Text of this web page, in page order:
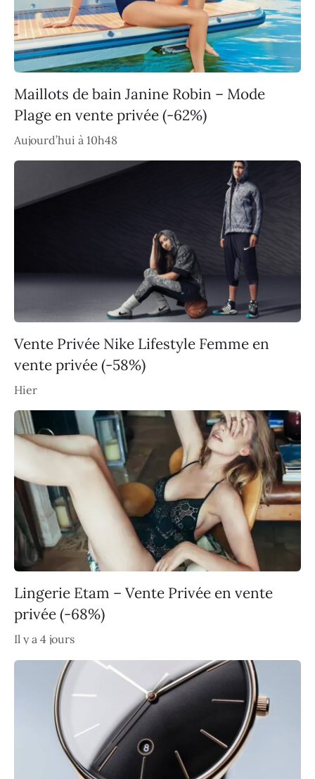
Maillots de bain Janine Robin – Mode
Plage en vente privée (-62%)
Aujourd’hui à 10h48
Vente Privée Nike Lifestyle Femme en
vente privée (-58%)
Hier
Lingerie Etam – Vente Privée en vente
privée (-68%)
Il y a 4 jours